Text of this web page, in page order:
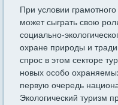
При условии грамотного
может сыграть свою
социально-
охране природы и
спрос в этом секторе
новых особо
первую очередь
Экологический туризм